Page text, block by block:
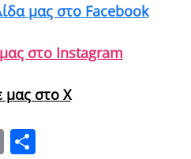
μας στο Facebook
στο Instagram
μας στο X
Email